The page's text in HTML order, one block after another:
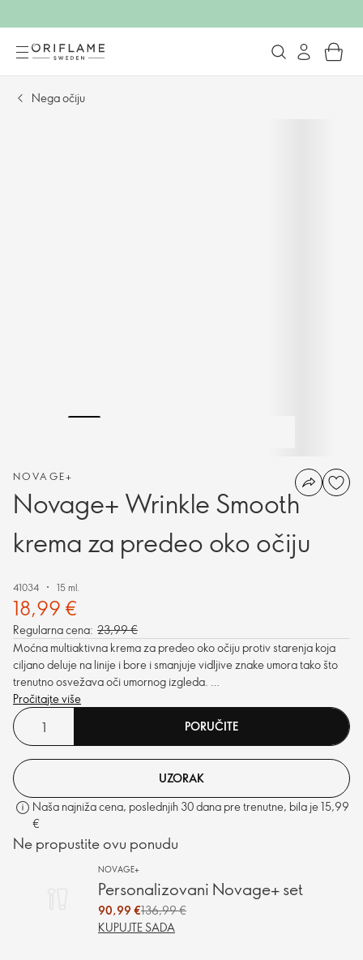
Nega očiju
NOVAGE+
Novage+ Wrinkle Smooth
krema za predeo oko očiju
41034 15 ml.
18,99 €
Regularna cena: 23,99 €
Moćna multiaktivna krema za predeo oko očiju protiv starenja koja
ciljano deluje na linije i bore i smanjuje vidljive znake umora tako što
trenutno osvežava oči umornog izgleda.
Uz Bio CollagenPro za aktiviranje sopstvene proizvodnje kolagena i
Eye Vital bogat flavonoidima.
Pročitajte više
PORUČITE
UZORAK
Naša najniža cena, poslednjih 30 dana pre trenutne, bila je 15,99
€
Ne propustite ovu ponudu
NOVAGE+
Personalizovani Novage+ set
90,99 €136,99 €
KUPUJTE SADA